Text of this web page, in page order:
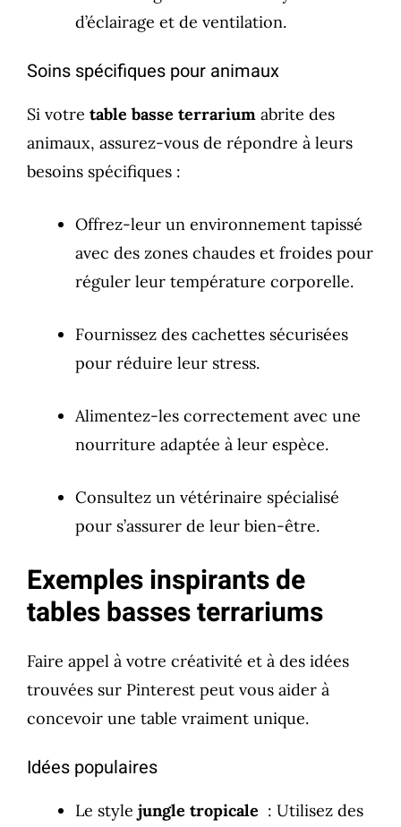
d’éclairage et de ventilation.
Soins spécifiques pour animaux
Si votre table basse terrarium abrite des
animaux, assurez-vous de répondre à leurs
besoins spécifiques :
Offrez-leur un environnement tapissé
avec des zones chaudes et froides pour
réguler leur température corporelle.
Fournissez des cachettes sécurisées
pour réduire leur stress.
Alimentez-les correctement avec une
nourriture adaptée à leur espèce.
Consultez un vétérinaire spécialisé
pour s’assurer de leur bien-être.
Exemples inspirants de
tables basses terrariums
Faire appel à votre créativité et à des idées
trouvées sur Pinterest peut vous aider à
concevoir une table vraiment unique.
Idées populaires
Le style jungle tropicale : Utilisez des